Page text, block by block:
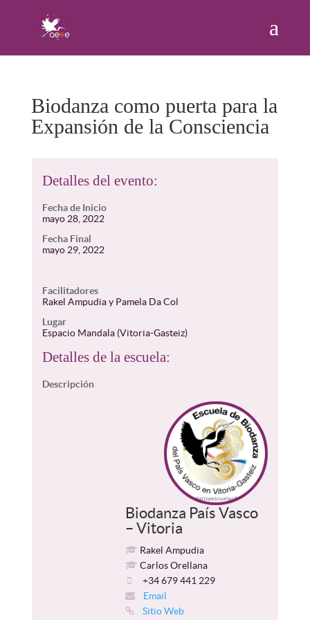
Biodanza como puerta para la
Expansión de la Consciencia
Detalles del evento:
Fecha de Inicio
mayo 28, 2022
Fecha Final
mayo 29, 2022
Facilitadores
Rakel Ampudia y Pamela Da Col
Lugar
Espacio Mandala (Vitoria-Gasteiz)
Detalles de la escuela:
Descripción
Biodanza País Vasco
– Vitoria
Rakel Ampudia
Carlos Orellana
+34 679 441 229
Email
Sitio Web